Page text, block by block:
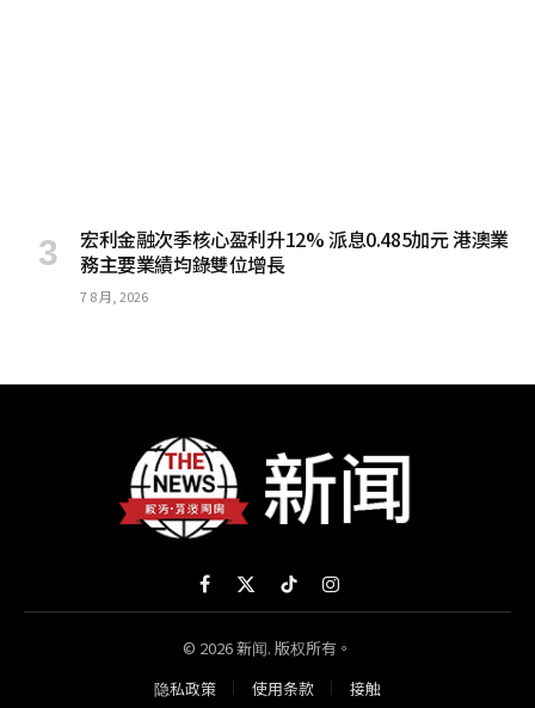
宏利金融次季核心盈利升12% 派息0.485加元 港澳業
務主要業績均錄雙位增長
7 8 月, 2026
Facebook
X
(Twitter)
TikTokInstagram
© 2026 新闻. 版权所有。
隐私政策
使用条款 接触